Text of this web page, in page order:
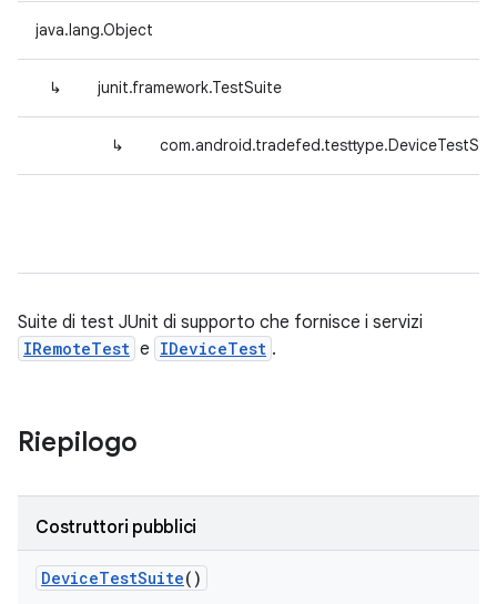
java.lang.Object
↳ junit.framework.TestSuite
↳
Suite di test JUnit di supporto che fornisce i servizi
IRemoteTest e IDeviceTest .
Riepilogo
Costruttori pubblici
DeviceTestSuite()